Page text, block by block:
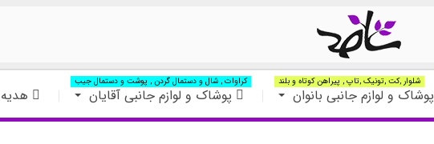
پوشاک و لوازم جانبی بانوان
شلوار ,کت ,تونیک ,تاپ , پیراهن کوتاه و بلند
پوشاک و لوازم جانبی آقایان
کراوات , شال و دستمال گردن , پوشت و دستمال جیب